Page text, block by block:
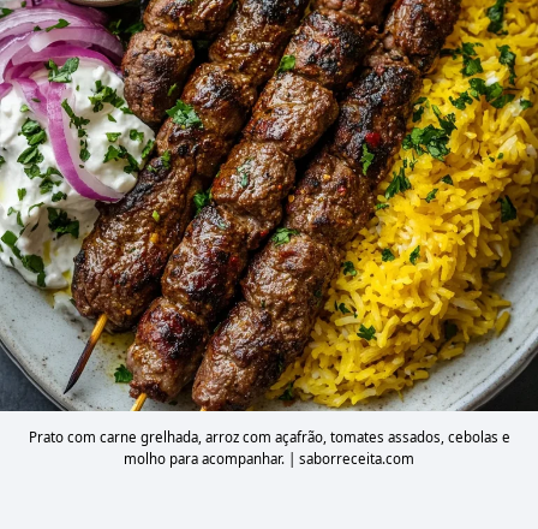
Prato com carne grelhada, arroz com açafrão, tomates assados, cebolas e
molho para acompanhar. | saborreceita.com